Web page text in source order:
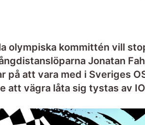
olympiska kommittén vill
Jonatan
på att vara med i Sveriges
att vägra låta sig tystas av